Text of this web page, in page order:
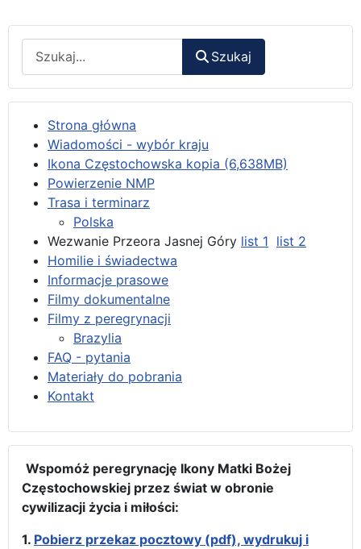
Szukaj
Strona główna
Wiadomości - wybór kraju
Ikona Częstochowska kopia (6,638MB)
Powierzenie NMP
Trasa i terminarz
Polska
Wezwanie Przeora Jasnej Góry list 1 list 2
Homilie i świadectwa
Informacje prasowe
Filmy dokumentalne
Filmy z peregrynacji
Brazylia
FAQ - pytania
Materiały do pobrania
Kontakt
Wspomóż peregrynację Ikony Matki Bożej
Częstochowskiej przez świat w obronie
cywilizacji życia i miłości:
1. Pobierz przekaz pocztowy (pdf), wydrukuj i